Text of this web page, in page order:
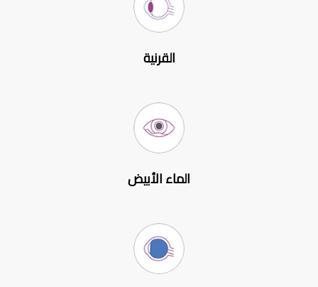
القرنية
الماء الأبيض